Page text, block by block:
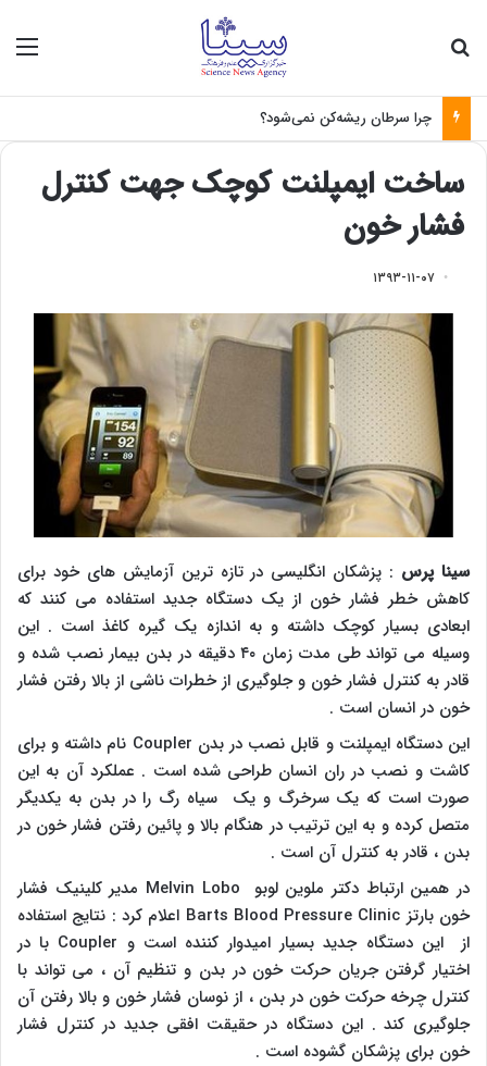
چرا سرطان ریشه‌کن نمی‌شود؟
ساخت ایمپلنت کوچک جهت کنترل
فشار خون
۱۳۹۳-۱۱-۰۷
سینا پرس : پزشکان انگلیسی در تازه ترین آزمایش های خود برای
کاهش خطر فشار خون از یک دستگاه جدید استفاده می کنند که
ابعادی بسیار کوچک داشته و به اندازه یک گیره کاغذ است . این
وسیله می تواند طی مدت زمان ۴۰ دقیقه در بدن بیمار نصب شده و
قادر به کنترل فشار خون و جلوگیری از خطرات ناشی از بالا رفتن فشار
خون در انسان است .
این دستگاه ایمپلنت و قابل نصب در بدن Coupler نام داشته و برای
کاشت و نصب در ران انسان طراحی شده است . عملکرد آن به این
صورت است که یک سرخرگ و یک سیاه رگ را در بدن به یکدیگر
متصل کرده و به این ترتیب در هنگام بالا و پائین رفتن فشار خون در
بدن ، قادر به کنترل آن است .
در همین ارتباط دکتر ملوین لوبو Melvin Lobo مدیر کلینیک فشار
خون بارتز Barts Blood Pressure Clinic اعلام کرد : نتایج استفاده
از این دستگاه جدید بسیار امیدوار کننده است و Coupler با در
اختیار گرفتن جریان حرکت خون در بدن و تنظیم آن ، می تواند با
کنترل چرخه حرکت خون در بدن ، از نوسان فشار خون و بالا رفتن آن
جلوگیری کند . این دستگاه در حقیقت افقی جدید در کنترل فشار
خون برای پزشکان گشوده است .